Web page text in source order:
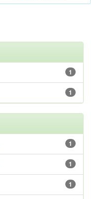
1
1
1
1
1